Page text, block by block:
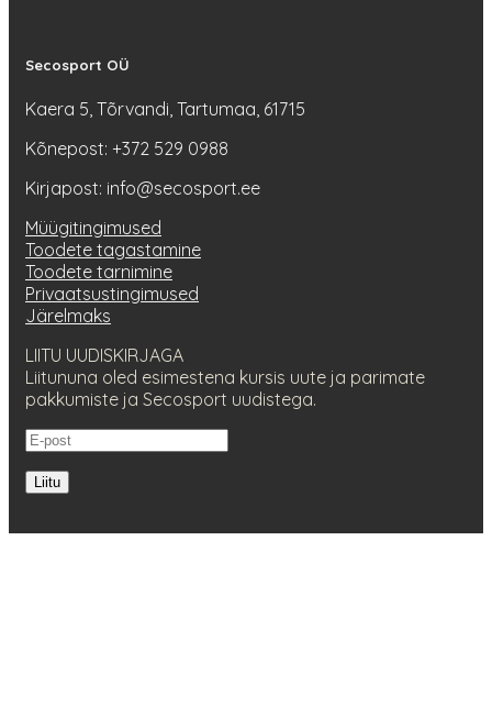
Secosport OÜ
Kaera 5, Tõrvandi, Tartumaa, 61715
Kõnepost: +372 529 0988
Kirjapost: info@secosport.ee
Müügitingimused
Toodete tagastamine
Toodete tarnimine
Privaatsustingimused
Järelmaks
LIITU UUDISKIRJAGA
Liitununa oled esimestena kursis uute ja parimate
pakkumiste ja Secosport uudistega.
Liitu